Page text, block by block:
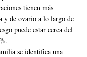
tienen más
y de ovario a lo largo de
puede estar cerca del
se identifica una